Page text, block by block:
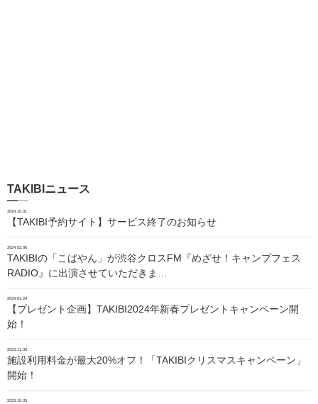
TAKIBIニュース
2024.10.01
【TAKIBI予約サイト】サービス終了のお知らせ
2024.02.06
TAKIBIの「こばやん」が渋谷クロスFM『めざせ！キャンプフェス
RADIO』に出演させていただきま…
2024.01.24
【プレゼント企画】TAKIBI2024年新春プレゼントキャンペーン開
始！
2023.11.30
施設利用料金が最大20%オフ！「TAKIBIクリスマスキャンペーン」
開始！
2023.10.05